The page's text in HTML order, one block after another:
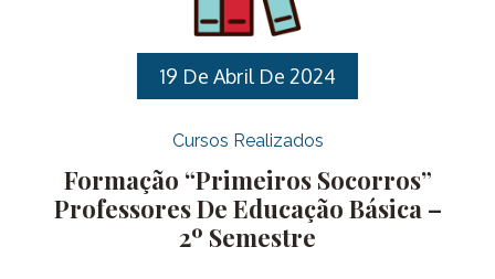
de uma educação pautada pela equidade.
OBJETIVO: PÚBLICO ALVO: Professores de
Educação Básica que atuam […]
19 De Abril De 2024
Cursos Realizados
Formação “Primeiros Socorros”
Professores De Educação Básica –
2º Semestre